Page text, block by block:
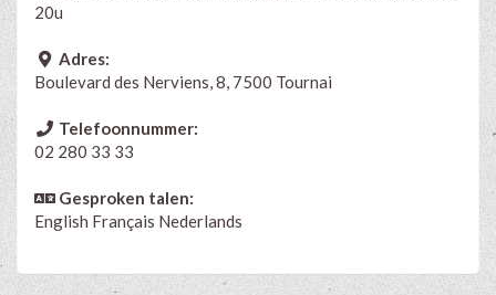
20u
Adres:
Boulevard des Nerviens, 8, 7500 Tournai
Telefoonnummer:
02 280 33 33
Gesproken talen:
English Français Nederlands